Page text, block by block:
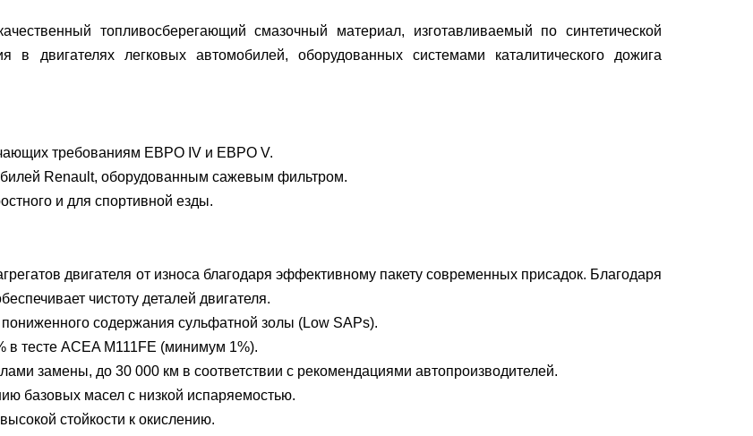
топливосберегающий смазочный материал, изготавливаемый по синтетической
в двигателях легковых автомобилей, оборудованных системами каталитического дожига
требованиям ЕВРО IV и ЕВРО V.
Renault, оборудованным сажевым фильтром.
и для спортивной езды.
двигателя от износа благодаря эффективному пакету современных присадок. Благодаря
чистоту деталей двигателя.
содержания сульфатной золы (Low SAPs).
в тесте ACEA M111FE (минимум 1%).
замены, до 30 000 км в соответствии с рекомендациями автопроизводителей.
базовых масел с низкой испаряемостью.
стойкости к окислению.